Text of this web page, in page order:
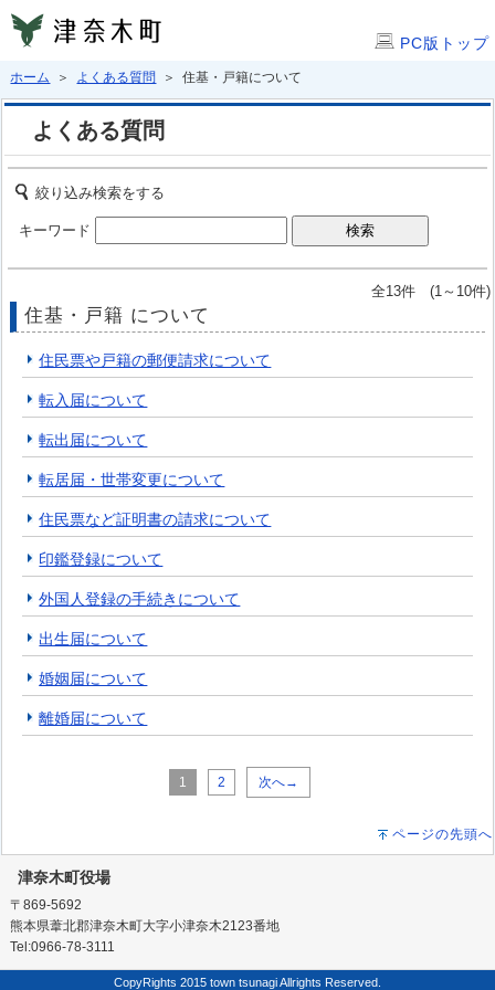
PC版トップ
ホーム ＞ よくある質問 ＞ 住基・戸籍について
よくある質問
絞り込み検索をする
キーワード
全13件 (1～10件)
住基・戸籍 について
住民票や戸籍の郵便請求について
転入届について
転出届について
転居届・世帯変更について
住民票など証明書の請求について
印鑑登録について
外国人登録の手続きについて
出生届について
婚姻届について
離婚届について
1 2 次へ→
ページの先頭へ
津奈木町役場
〒869-5692
熊本県葦北郡津奈木町大字小津奈木2123番地
Tel:0966-78-3111
CopyRights 2015 town tsunagi Allrights Reserved.